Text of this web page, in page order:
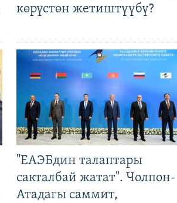
көрүстөн жетиштүүбү?
"ЕАЭБдин талаптары
сакталбай жатат". Чолпон-
Атадагы саммит,